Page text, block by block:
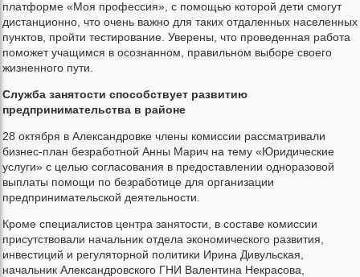
платформе «Моя профессия», с помощью которой дети смогут
дистанционно, что очень важно для таких отдаленных населенных
пунктов, пройти тестирование. Уверены, что проведенная работа
поможет учащимся в осознанном, правильном выборе своего
жизненного пути.
Служба занятости способствует развитию
предпринимательства в районе
28 октября в Александровке члены комиссии рассматривали
бизнес-план безработной Анны Марич на тему «Юридические
услуги» с целью согласования в предоставлении одноразовой
выплаты помощи по безработице для организации
предпринимательской деятельности.
Кроме специалистов центра занятости, в составе комиссии
присутствовали начальник отдела экономического развития,
инвестиций и регуляторной политики Ирина Дивульская,
начальник Александровского ГНИ Валентина Некрасова,